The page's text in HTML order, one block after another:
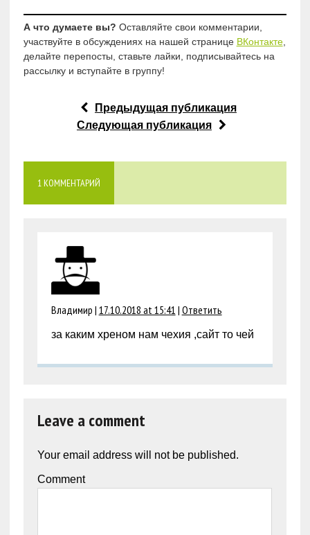
А что думаете вы? Оставляйте свои комментарии,
участвуйте в обсуждениях на нашей странице ВКонтакте,
делайте перепосты, ставьте лайки, подписывайтесь на
рассылку и вступайте в группу!
Предыдущая публикация
Следующая публикация
1 КОММЕНТАРИЙ
Владимир | 17.10.2018 at 15:41 | Ответить
за каким хреном нам чехия ,сайт то чей
Leave a comment
Your email address will not be published.
Comment